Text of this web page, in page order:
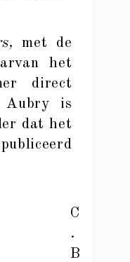
met de
het
direct
Aubry is
dat het
C
.
B